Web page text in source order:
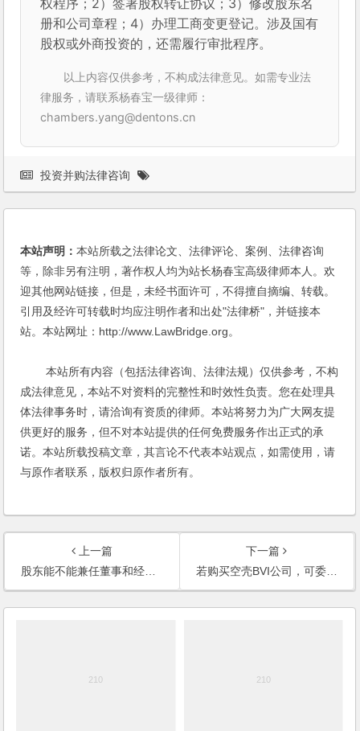
册和公司章程；4）办理工商变更登记。涉及国有
股权或外商投资的，还需履行审批程序。
以上内容仅供参考，不构成法律意见。如需专业法
律服务，请联系杨春宝一级律师：
chambers.yang@dentons.cn
投资并购法律咨询
本站声明：本站所载之法律论文、法律评论、案例、法律咨询
等，除非另有注明，著作权人均为站长杨春宝高级律师本人。欢
迎其他网站链接，但是，未经书面许可，不得擅自摘编、转载。
引用及经许可转载时均应注明作者和出处"法律桥"，并链接本
站。本站网址：http://www.LawBridge.org。
本站所有内容（包括法律咨询、法律法规）仅供参考，不构
成法律意见，本站不对资料的完整性和时效性负责。您在处理具
体法律事务时，请洽询有资质的律师。本站将努力为广大网友提
供更好的服务，但不对本站提供的任何免费服务作出正式的承
诺。本站所载投稿文章，其言论不代表本站观点，如需使用，请
与原作者联系，版权归原作者所有。
上一篇
股东能不能兼任董事和经理？
下一篇
若购买空壳BVI公司，可委任多少位董事？可发行多少股份？